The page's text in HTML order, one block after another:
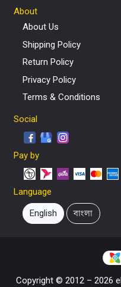
About
About Us
Shipping Policy
Return Policy
Privacy Policy
Terms & Conditions
Social
Pay by
Language
English বাংলা
Copyright © 2012 – 2026